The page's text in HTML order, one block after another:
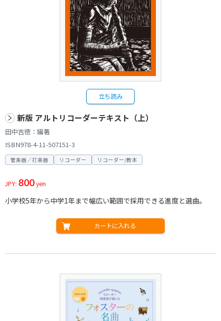
立ち読み
新版 アルトリコーダーテキスト（上）
田中吉徳：編著
ISBN978-4-11-507151-3
管楽器／打楽器 リコーダー リコーダー/教本
JPY: 800yen
小学校5年から中学1年まで幅広い範囲で採用できる進度と選曲。
カートに入れる